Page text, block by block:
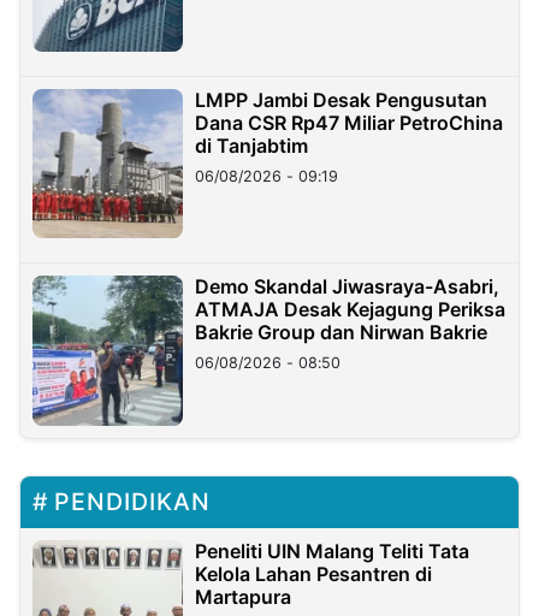
LMPP Jambi Desak Pengusutan
Dana CSR Rp47 Miliar PetroChina
di Tanjabtim
06/08/2026 - 09:19
Demo Skandal Jiwasraya-Asabri,
ATMAJA Desak Kejagung Periksa
Bakrie Group dan Nirwan Bakrie
06/08/2026 - 08:50
PENDIDIKAN
Peneliti UIN Malang Teliti Tata
Kelola Lahan Pesantren di
Martapura